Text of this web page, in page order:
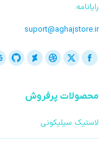
رایانامه:
suport@aghajstore.ir
ما را دنبال کنید در:
فیسبوک
کردن
در
ایکس
کردن
در
دریبل
کردن
در
Deviantart
کردن
گیت
محصولات پرفروش
لاستیک سیلیکونی